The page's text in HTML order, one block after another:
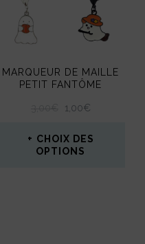
options
être
choisies
la
MARQUEUR DE MAILLE
PETIT FANTÔME
LE
INITIAL
ÉTAIT :
1,00€LE
ACTUEL
CHOIX DES
OPTIONS